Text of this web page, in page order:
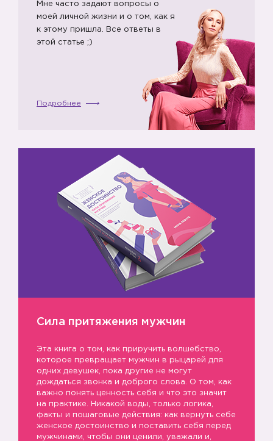
Мне часто задают вопросы о
моей личной жизни и о том, как я
к этому пришла. Все ответы в
этой статье ;)
Подробнее
Сила притяжения мужчин
Эта книга о том, как приручить волшебство,
которое превращает мужчин в рыцарей для
одних девушек, пока другие не могут
дождаться звонка и доброго слова. О том, как
важно понять ценность себя и что это значит
на практике. Никакой воды, только логика,
факты и пошаговые действия: как вернуть себе
женское достоинство и поставить себя перед
мужчинами, чтобы они ценили, уважали и,